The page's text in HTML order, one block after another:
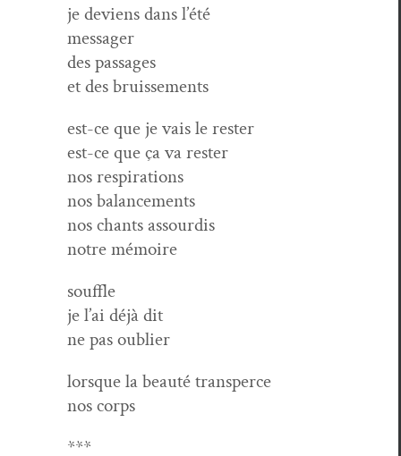
je deviens dans l’été
messager
des passages
et des bruissements
est-ce que je vais le rester
est-ce que ça va rester
nos respirations
nos balancements
nos chants assourdis
notre mémoire
souf­fle
je l’ai déjà dit
ne pas oublier
lorsque la beauté transperce
nos corps
***